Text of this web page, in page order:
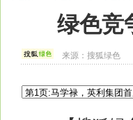
绿色竞
来源：搜狐绿色